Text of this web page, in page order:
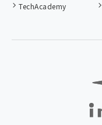
TechAcademy